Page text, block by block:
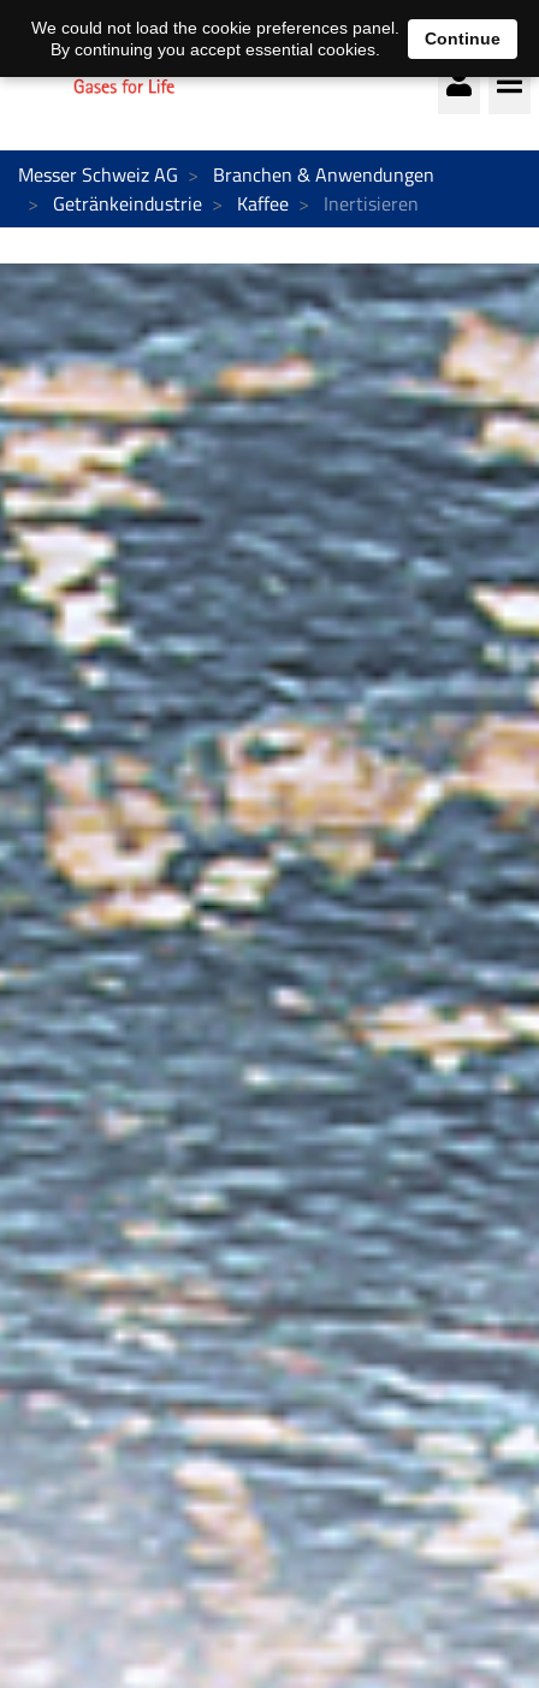
Deutsch français
Messer Schweiz AG
Branchen & Anwendungen
Getränkeindustrie
Kaffee Inertisieren
We could not load the cookie preferences panel.
By continuing you accept essential cookies.
Continue